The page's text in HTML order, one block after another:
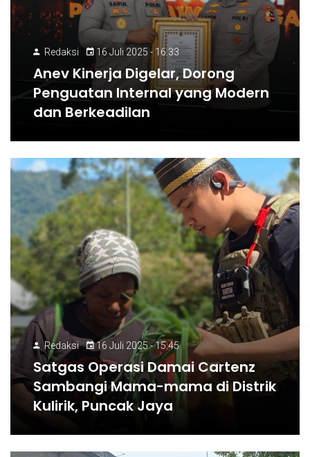
Redaksi 16 Juli 2025 - 16:33
Anev Kinerja Digelar, Dorong
Penguatan Internal yang Modern
dan Berkeadilan
Redaksi 16 Juli 2025 - 15:45
Satgas Operasi Damai Cartenz
Sambangi Mama-mama di Distrik
Kulirik, Puncak Jaya